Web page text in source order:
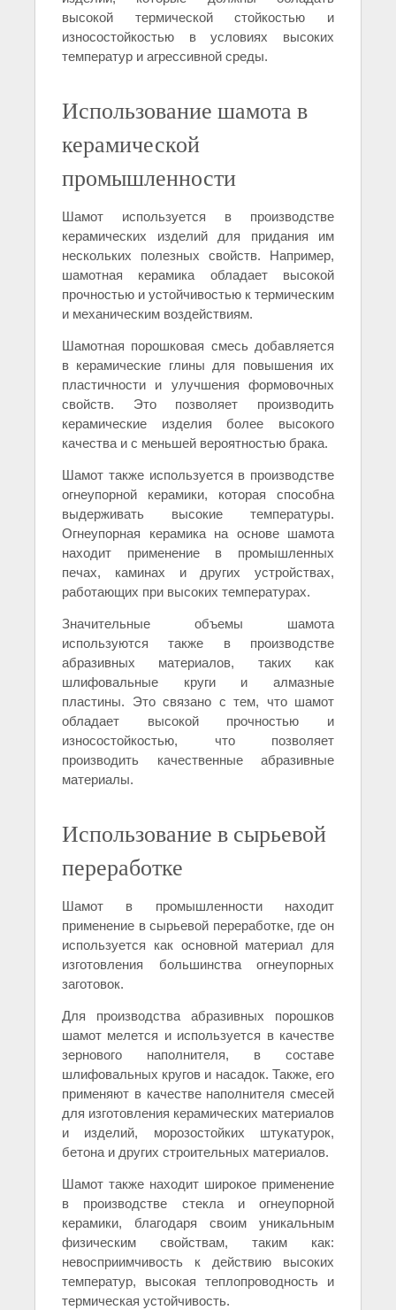
высокой термической стойкостью и
износостойкостью в условиях высоких
температур и агрессивной среды.
Использование шамота в
керамической
промышленности
Шамот используется в производстве
керамических изделий для придания им
нескольких полезных свойств. Например,
шамотная керамика обладает высокой
прочностью и устойчивостью к термическим
и механическим воздействиям.
Шамотная порошковая смесь добавляется
в керамические глины для повышения их
пластичности и улучшения формовочных
свойств. Это позволяет производить
керамические изделия более высокого
качества и с меньшей вероятностью брака.
Шамот также используется в производстве
огнеупорной керамики, которая способна
выдерживать высокие температуры.
Огнеупорная керамика на основе шамота
находит применение в промышленных
печах, каминах и других устройствах,
работающих при высоких температурах.
Значительные объемы шамота
используются также в производстве
абразивных материалов, таких как
шлифовальные круги и алмазные
пластины. Это связано с тем, что шамот
обладает высокой прочностью и
износостойкостью, что позволяет
производить качественные абразивные
материалы.
Использование в сырьевой
переработке
Шамот в промышленности находит
применение в сырьевой переработке, где он
используется как основной материал для
изготовления большинства огнеупорных
заготовок.
Для производства абразивных порошков
шамот мелется и используется в качестве
зернового наполнителя, в составе
шлифовальных кругов и насадок. Также, его
применяют в качестве наполнителя смесей
для изготовления керамических материалов
и изделий, морозостойких штукатурок,
бетона и других строительных материалов.
Шамот также находит широкое применение
в производстве стекла и огнеупорной
керамики, благодаря своим уникальным
физическим свойствам, таким как:
невосприимчивость к действию высоких
температур, высокая теплопроводность и
термическая устойчивость.